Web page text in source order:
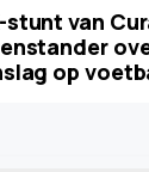
stunt van
op